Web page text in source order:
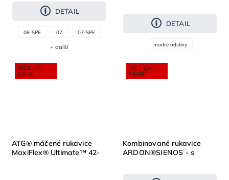
DETAIL
06-SPE 07 07-SPE
+ další
DETAIL
modré odstíny
VÍCE ZA
MÉNĚ
ATG® máčené rukavice
MaxiFlex® Ultimate™ 42-
VÍCE ZA
MÉNĚ
Kombinované rukavice
ARDON®SIENOS - s